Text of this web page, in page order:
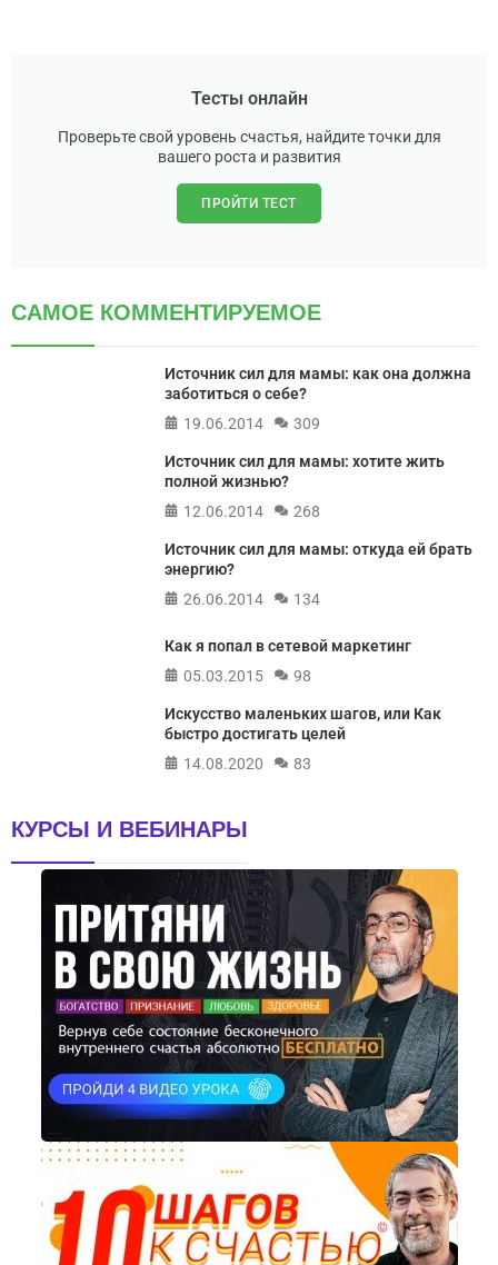
Тесты онлайн
Проверьте свой уровень счастья, найдите точки для
вашего роста и развития
ПРОЙТИ ТЕСТ
САМОЕ КОММЕНТИРУЕМОЕ
Источник сил для мамы: как она должна
заботиться о себе?
19.06.2014
309
Источник сил для мамы: хотите жить
полной жизнью?
12.06.2014
268
Источник сил для мамы: откуда ей брать
энергию?
26.06.2014
134
Как я попал в сетевой маркетинг
05.03.2015
98
Искусство маленьких шагов, или Как
быстро достигать целей
14.08.2020
83
КУРСЫ И ВЕБИНАРЫ